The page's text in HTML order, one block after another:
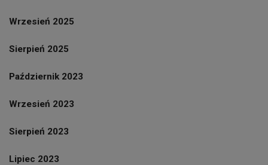
Wrzesień 2025
Sierpień 2025
Październik 2023
Wrzesień 2023
Sierpień 2023
Lipiec 2023